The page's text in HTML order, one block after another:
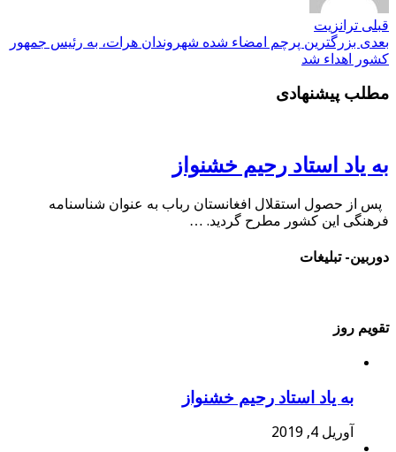
قبلی ترانزیت
بعدی بزرگترین پرچم امضاء شده شهروندان هرات، به رئیس جمهور
کشور اهداء شد
مطلب پیشنهادی
به یاد استاد رحیم خشنواز
پس از حصول استقلال افغانستان رباب به عنوان شناسنامه
فرهنگی این کشور مطرح گردید. …
دوربین- تبلیغات
تقویم روز
به یاد استاد رحیم خشنواز
آوریل 4, 2019